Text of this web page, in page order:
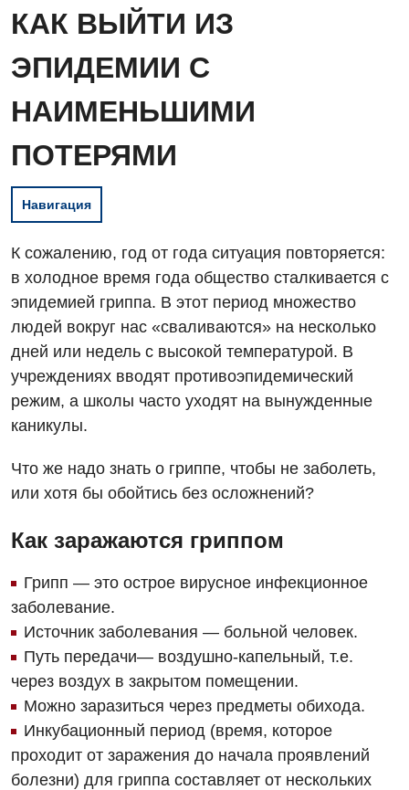
КАК ВЫЙТИ ИЗ
ЭПИДЕМИИ С
НАИМЕНЬШИМИ
ПОТЕРЯМИ
Навигация
К сожалению, год от года ситуация повторяется:
в холодное время года общество сталкивается с
эпидемией гриппа. В этот период множество
людей вокруг нас «сваливаются» на несколько
дней или недель с высокой температурой. В
учреждениях вводят противоэпидемический
режим, а школы часто уходят на вынужденные
каникулы.
Что же надо знать о гриппе, чтобы не заболеть,
или хотя бы обойтись без осложнений?
Как заражаются гриппом
Грипп — это острое вирусное инфекционное
заболевание.
Источник заболевания — больной человек.
Путь передачи— воздушно-капельный, т.е.
через воздух в закрытом помещении.
Можно заразиться через предметы обихода.
Инкубационный период (время, которое
проходит от заражения до начала проявлений
болезни) для гриппа составляет от нескольких